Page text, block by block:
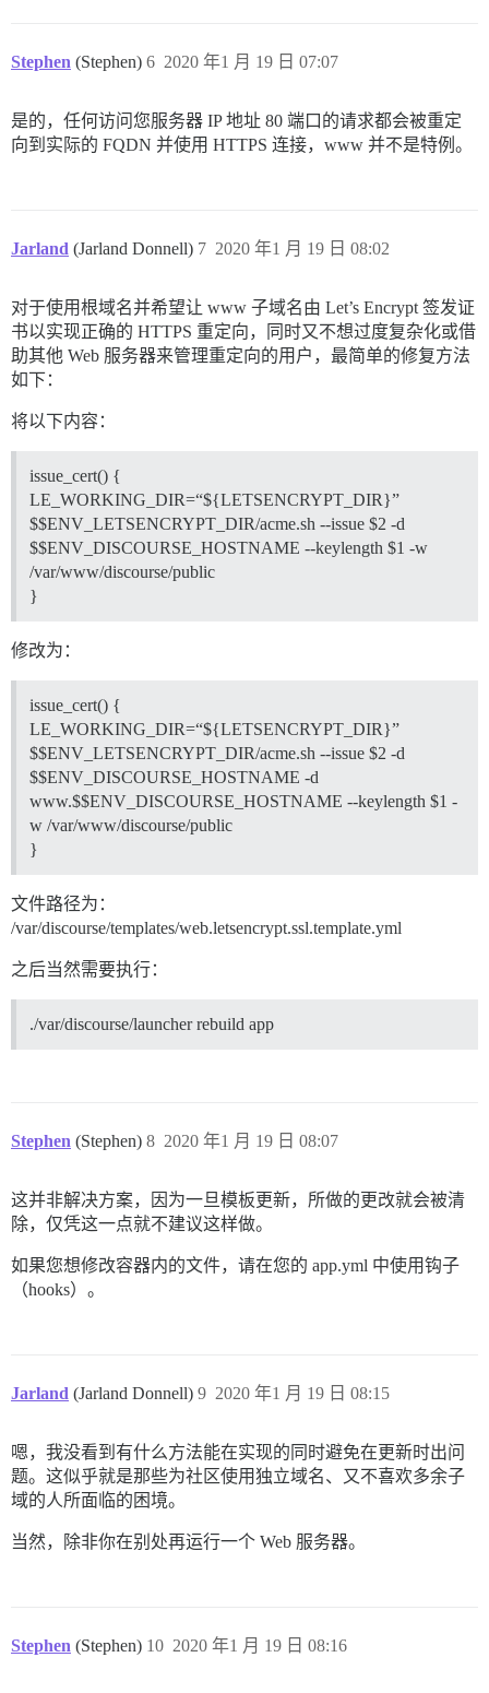
Stephen (Stephen) 2020 年1 月 19 日 07:07
6
是的，任何访问您服务器 IP 地址 80 端口的请求都会被重定
向到实际的 FQDN 并使用 HTTPS 连接，www 并不是特例。
Jarland (Jarland Donnell) 2020 年1 月 19 日 08:02
7
对于使用根域名并希望让 www 子域名由 Let’s Encrypt 签发证
书以实现正确的 HTTPS 重定向，同时又不想过度复杂化或借
助其他 Web 服务器来管理重定向的用户，最简单的修复方法
如下：
将以下内容：
issue_cert() {
LE_WORKING_DIR=“${LETSENCRYPT_DIR}”
$$ENV_LETSENCRYPT_DIR/acme.sh --issue $2 -d
$$ENV_DISCOURSE_HOSTNAME --keylength $1 -w
/var/www/discourse/public
}
修改为：
issue_cert() {
LE_WORKING_DIR=“${LETSENCRYPT_DIR}”
$$ENV_LETSENCRYPT_DIR/acme.sh --issue $2 -d
$$ENV_DISCOURSE_HOSTNAME -d
www.$$ENV_DISCOURSE_HOSTNAME --keylength $1 -
w /var/www/discourse/public
}
文件路径为：
/var/discourse/templates/web.letsencrypt.ssl.template.yml
之后当然需要执行：
./var/discourse/launcher rebuild app
Stephen (Stephen) 2020 年1 月 19 日 08:07
8
这并非解决方案，因为一旦模板更新，所做的更改就会被清
除，仅凭这一点就不建议这样做。
如果您想修改容器内的文件，请在您的 app.yml 中使用钩子
（hooks）。
Jarland (Jarland Donnell) 2020 年1 月 19 日 08:15
9
嗯，我没看到有什么方法能在实现的同时避免在更新时出问
题。这似乎就是那些为社区使用独立域名、又不喜欢多余子
域的人所面临的困境。
当然，除非你在别处再运行一个 Web 服务器。
Stephen (Stephen) 2020 年1 月 19 日 08:16
10